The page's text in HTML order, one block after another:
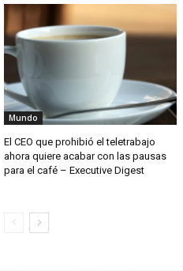
Mundo
El CEO que prohibió el teletrabajo
ahora quiere acabar con las pausas
para el café – Executive Digest